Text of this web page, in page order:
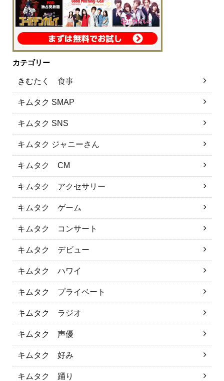
カテゴリー
きむたく 食事
キムタク SMAP
キムタク SNS
キムタク ジャニーさん
キムタク CM
キムタク アクセサリー
キムタク ゲーム
キムタク コンサート
キムタク デビュー
キムタク ハワイ
キムタク プライベート
キムタク ラジオ
キムタク 声優
キムタク 好み
キムタク 踊り